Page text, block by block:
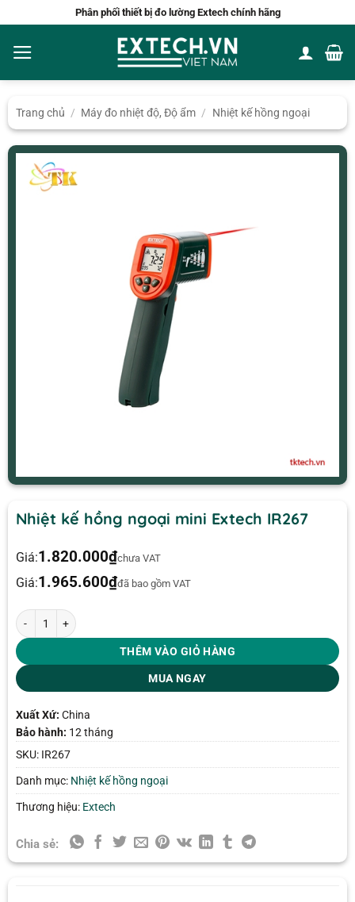
nội
dung
Phân phối thiết bị đo lường Extech chính hãng
Trang chủ / Máy đo nhiệt độ, Độ ẩm / Nhiệt kế hồng ngoại
Nhiệt kế hồng ngoại mini Extech IR267
Giá:1.820.000₫chưa VAT
Giá:1.965.600₫đã bao gồm VAT
Nhiệt kế hồng ngoại mini Extech IR267 số lượng
THÊM VÀO GIỎ HÀNG
MUA NGAY
Xuất Xứ: China
Bảo hành: 12 tháng
SKU: IR267
Danh mục: Nhiệt kế hồng ngoại
Thương hiệu: Extech
Chia sẻ: